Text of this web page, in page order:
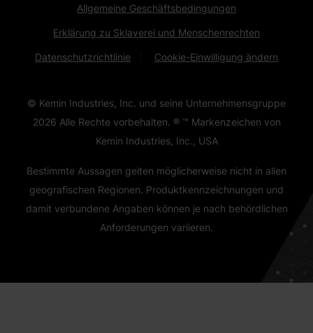
Allgemeine Geschäftsbedingungen
Erklärung zu Sklaverei und Menschenrechten
Datenschutzrichtlinie Cookie-Einwilligung ändern
© Kemin Industries, Inc. und seine Unternehmensgruppe
2026 Alle Rechte vorbehalten. ® ™ Markenzeichen von
Kemin Industries, Inc., USA
Bestimmte Aussagen gelten möglicherweise nicht in allen
geografischen Regionen. Produktkennzeichnungen und
damit verbundene Angaben können je nach behördlichen
Anforderungen variieren.